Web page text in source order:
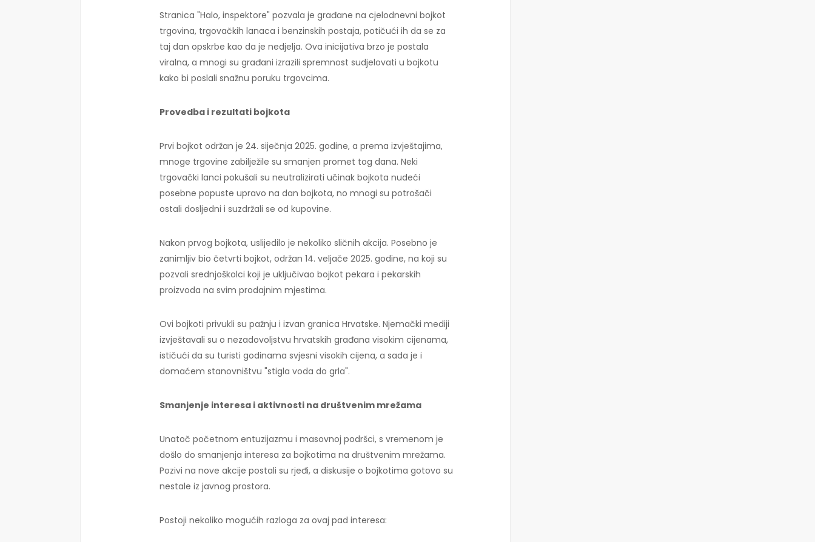
Stranica "Halo, inspektore" pozvala je građane na cjelodnevni bojkot
trgovina, trgovačkih lanaca i benzinskih postaja, potičući ih da se za
taj dan opskrbe kao da je nedjelja. Ova inicijativa brzo je postala
viralna, a mnogi su građani izrazili spremnost sudjelovati u bojkotu
kako bi poslali snažnu poruku trgovcima.
Provedba i rezultati bojkota
Prvi bojkot održan je 24. siječnja 2025. godine, a prema izvještajima,
mnoge trgovine zabilježile su smanjen promet tog dana. Neki
trgovački lanci pokušali su neutralizirati učinak bojkota nudeći
posebne popuste upravo na dan bojkota, no mnogi su potrošači
ostali dosljedni i suzdržali se od kupovine.
Nakon prvog bojkota, uslijedilo je nekoliko sličnih akcija. Posebno je
zanimljiv bio četvrti bojkot, održan 14. veljače 2025. godine, na koji su
pozvali srednjoškolci koji je uključivao bojkot pekara i pekarskih
proizvoda na svim prodajnim mjestima.
Ovi bojkoti privukli su pažnju i izvan granica Hrvatske. Njemački mediji
izvještavali su o nezadovoljstvu hrvatskih građana visokim cijenama,
ističući da su turisti godinama svjesni visokih cijena, a sada je i
domaćem stanovništvu "stigla voda do grla".
Smanjenje interesa i aktivnosti na društvenim mrežama
Unatoč početnom entuzijazmu i masovnoj podršci, s vremenom je
došlo do smanjenja interesa za bojkotima na društvenim mrežama.
Pozivi na nove akcije postali su rjeđi, a diskusije o bojkotima gotovo su
nestale iz javnog prostora.
Postoji nekoliko mogućih razloga za ovaj pad interesa: